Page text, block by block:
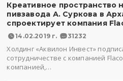
Креативное пространство
пивзавода А. Суркова в
спроектирует компания
14.02.2019 г. 31232
Холдинг «Аквилон Инвест»
сотрудничестве с компанией
компанией,…